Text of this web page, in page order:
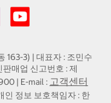
163-3) | 대표자 : 조민수
매업 신고번호 : 제
| E-mail : 고객센터
인 정보 보호책임자 : 한